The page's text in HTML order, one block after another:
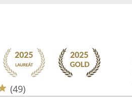
(49)